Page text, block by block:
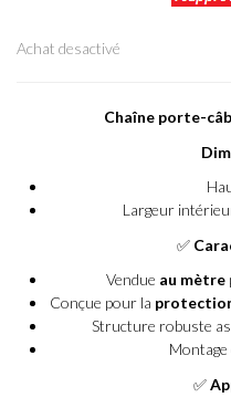
Achat desactivé
Chaîne porte-
Largeur
✅
Vendue au mètre
Conçue pour la
Structure robuste
✅